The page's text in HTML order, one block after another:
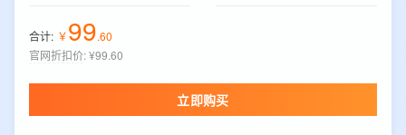
合计: ￥99.60
官网折扣价:¥99.60
立即购买